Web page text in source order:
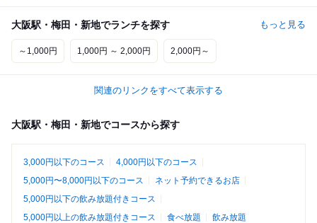
大阪駅・梅田・新地でランチを探す もっと見る
～1,000円 1,000円 ～ 2,000円 2,000円～
関連のリンクをすべて表示する
大阪駅・梅田・新地でコースから探す
3,000円以下のコース
4,000円以下のコース
5,000円〜8,000円以下のコース
ネット予約できるお店
5,000円以下の飲み放題付きコース
5,000円以上の飲み放題付きコース
食べ放題 飲み放題